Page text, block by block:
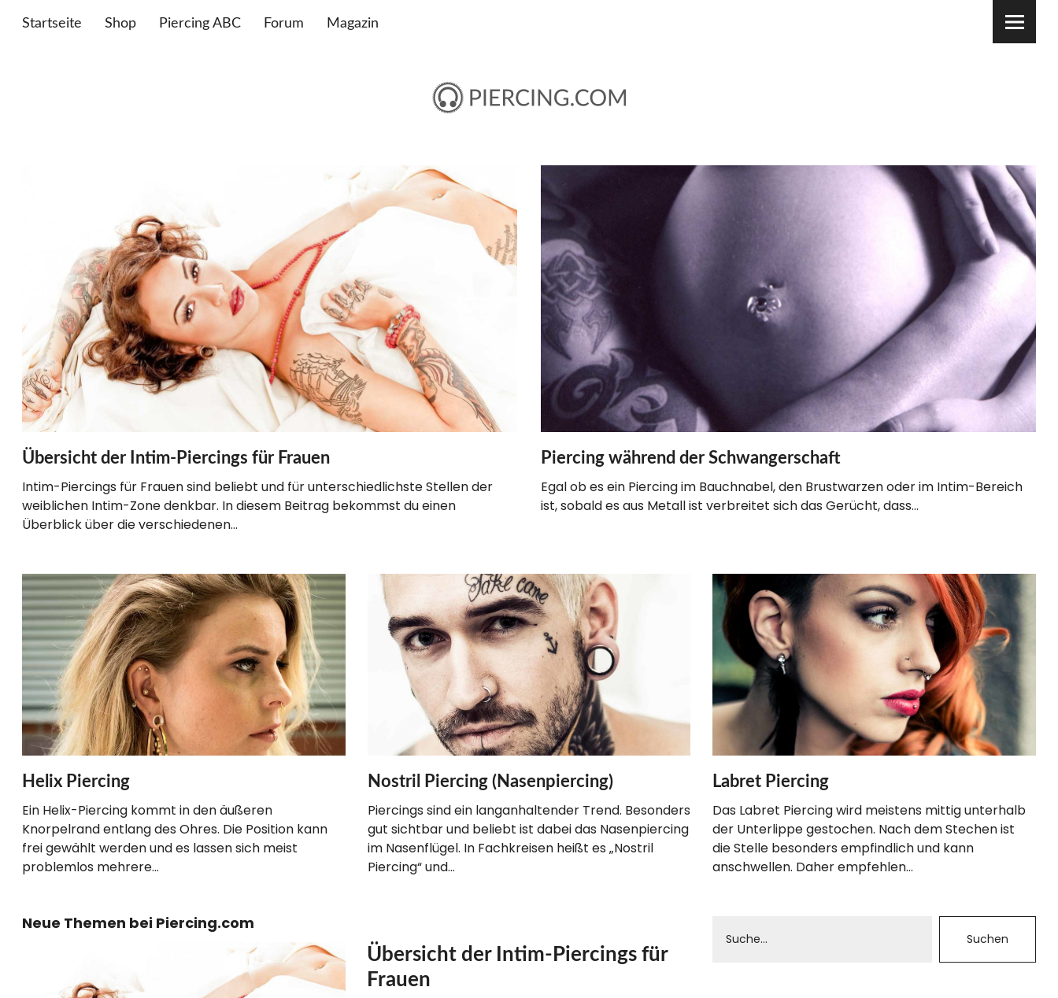
Startseite Shop Piercing ABC Forum Magazin
Übersicht der Intim-Piercings für Frauen
Intim-Piercings für Frauen sind beliebt und für unterschiedlichste Stellen der
weiblichen Intim-Zone denkbar. In diesem Beitrag bekommst du einen
Überblick über die verschiedenen…
Piercing während der Schwangerschaft
Egal ob es ein Piercing im Bauchnabel, den Brustwarzen oder im Intim-Bereich
ist, sobald es aus Metall ist verbreitet sich das Gerücht, dass…
Helix Piercing
Ein Helix-Piercing kommt in den äußeren
Knorpelrand entlang des Ohres. Die Position kann
frei gewählt werden und es lassen sich meist
problemlos mehrere…
Nostril Piercing (Nasenpiercing)
Piercings sind ein langanhaltender Trend. Besonders
gut sichtbar und beliebt ist dabei das Nasenpiercing
im Nasenflügel. In Fachkreisen heißt es „Nostril
Piercing“ und…
Labret Piercing
Das Labret Piercing wird meistens mittig unterhalb
der Unterlippe gestochen. Nach dem Stechen ist
die Stelle besonders empfindlich und kann
anschwellen. Daher empfehlen…
Neue Themen bei Piercing.com
Übersicht der Intim-Piercings für
Frauen